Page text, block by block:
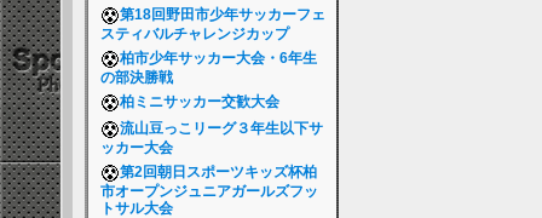
第18回野田市少年サッカーフェ
スティバルチャレンジカップ
柏市少年サッカー大会・6年生
の部決勝戦
柏ミニサッカー交歓大会
流山豆っこリーグ３年生以下サ
ッカー大会
第2回朝日スポーツキッズ杯柏
市オープンジュニアガールズフッ
トサル大会